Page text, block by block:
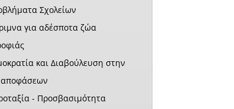
Σχολείων
για αδέσποτα ζώα
και Διαβούλευση στην
- Προσβασιμότητα